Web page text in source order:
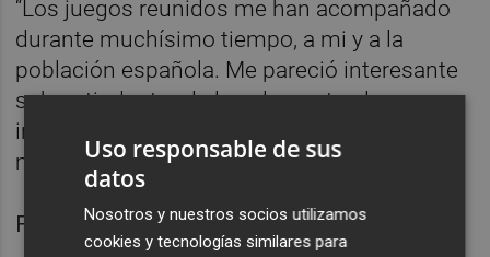
“Los juegos reunidos me han acompañado
durante muchísimo tiempo, a mi y a la
población española. Me pareció interesante
subvertir dentro de los elementos la
intervención pictórica, llevándolo de una
manera más visual y placentera”.
Fotos: RAÚL BELINCHÓN
Uso responsable de sus
datos
Nosotros y nuestros socios utilizamos
cookies y tecnologías similares para